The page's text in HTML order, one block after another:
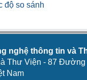
độ so sánh
nghệ thông tin và
Thư Viện - 87
Nam